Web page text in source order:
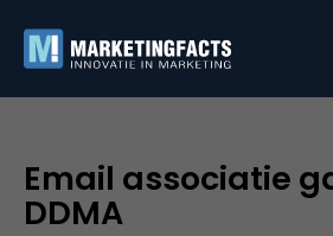
Email associatie
DDMA